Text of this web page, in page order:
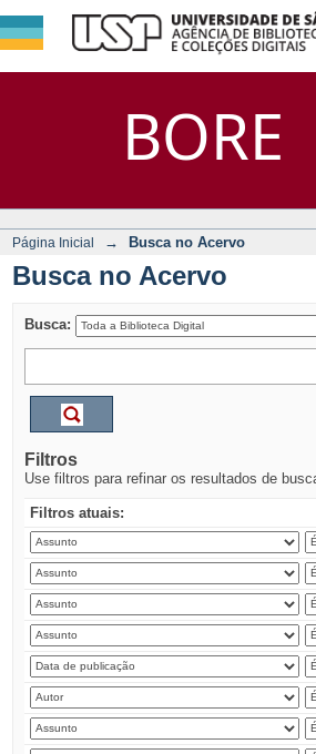
BORE
Busca no
DSpace/Manakin +
Página Inicial → Busca no Acervo
Busca no Acervo
Busca:
Filtros
Use filtros para refinar os resultados de
Filtros atuais: